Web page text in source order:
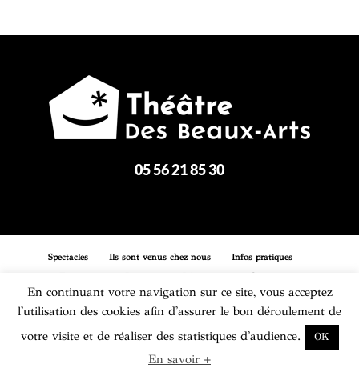
05 56 21 85 30
Spectacles Ils sont venus chez nous
Infos pratiques
Contact
Mentions légales Plan du site
En continuant votre navigation sur ce site, vous acceptez
l'utilisation des cookies afin d'assurer le bon déroulement de
votre visite et de réaliser des statistiques d'audience.
OK
En savoir +